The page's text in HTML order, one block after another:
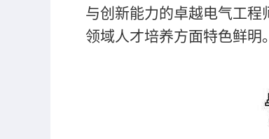
与创新能力的卓越电气工
领域人才培养方面特色鲜明。